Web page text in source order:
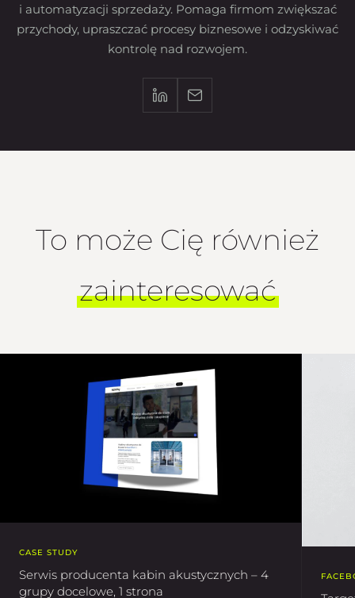
i automatyzacji sprzedaży. Pomaga firmom zwiększać
przychody, upraszczać procesy biznesowe i odzyskiwać
kontrolę nad rozwojem.
To może Cię również
zainteresować
CASE STUDY
Serwis producenta kabin akustycznych – 4
grupy docelowe, 1 strona